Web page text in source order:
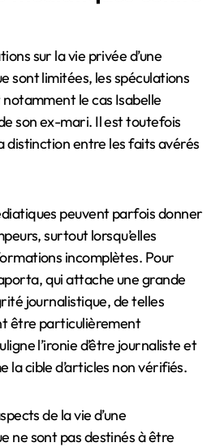
sur la vie privée d’une
sont limitées, les spéculations
notamment le cas Isabelle
son ex-mari. Il est toutefois
distinction entre les faits avérés
peuvent parfois donner
surtout lorsqu’elles
incomplètes. Pour
qui attache une grande
journalistique, de telles
être particulièrement
l’ironie d’être journaliste et
la cible d’articles non vérifiés.
de la vie d’une
ne sont pas destinés à être